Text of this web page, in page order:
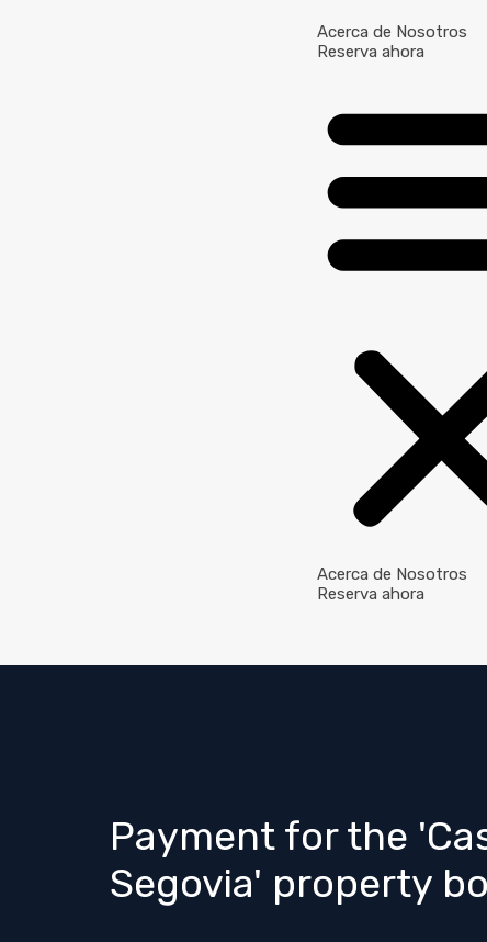
Acerca de Nosotros
Reserva ahora
Acerca de Nosotros
Reserva ahora
Payment for the
Segovia' property